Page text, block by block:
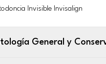
Invisible Invisalign
General y